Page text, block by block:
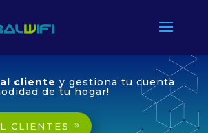
cliente y gestiona tu cuenta
de tu hogar!
CLIENTES